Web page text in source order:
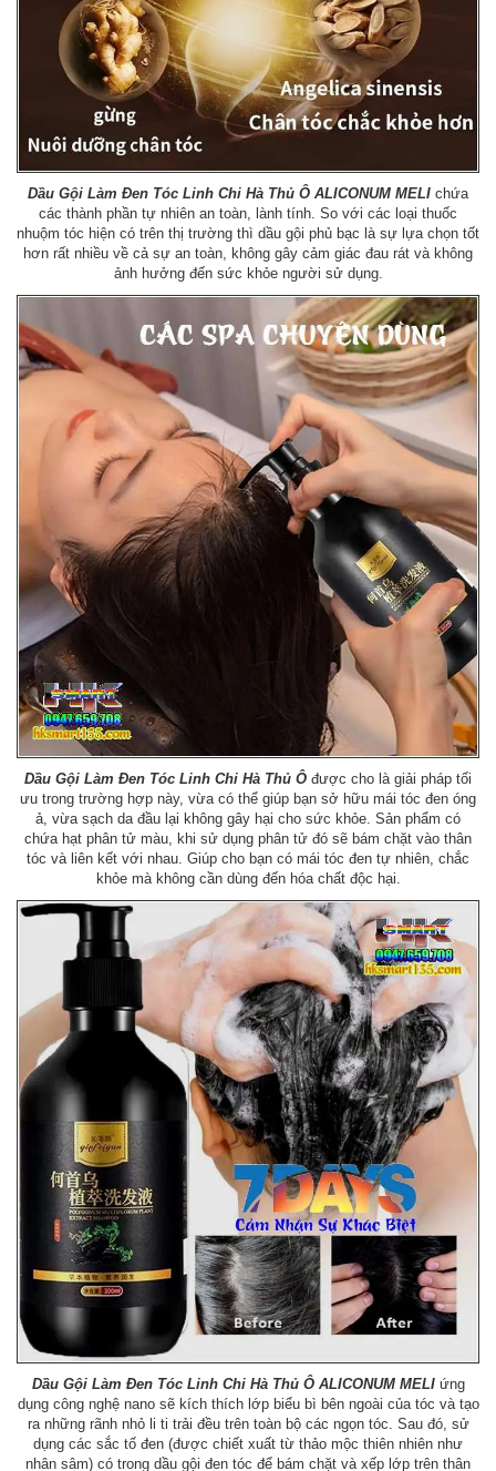
Dầu Gội Làm Đen Tóc Linh Chi Hà Thủ Ô ALICONUM MELI chứa
các thành phần tự nhiên an toàn, lành tính. So với các loại thuốc
nhuộm tóc hiện có trên thị trường thì dầu gội phủ bạc là sự lựa chọn tốt
hơn rất nhiều về cả sự an toàn, không gây cảm giác đau rát và không
ảnh hưởng đến sức khỏe người sử dụng.
Dầu Gội Làm Đen Tóc Linh Chi Hà Thủ Ô được cho là giải pháp tối
ưu trong trường hợp này, vừa có thể giúp bạn sở hữu mái tóc đen óng
ả, vừa sạch da đầu lại không gây hại cho sức khỏe. Sản phẩm có
chứa hạt phân tử màu, khi sử dụng phân tử đó sẽ bám chặt vào thân
tóc và liên kết với nhau. Giúp cho bạn có mái tóc đen tự nhiên, chắc
khỏe mà không cần dùng đến hóa chất độc hại.
Dầu Gội Làm Đen Tóc Linh Chi Hà Thủ Ô ALICONUM MELIứng
dụng công nghệ nano sẽ kích thích lớp biểu bì bên ngoài của tóc và tạo
ra những rãnh nhỏ li ti trải đều trên toàn bộ các ngọn tóc. Sau đó, sử
dụng các sắc tố đen (được chiết xuất từ thảo mộc thiên nhiên như
nhân sâm) có trong dầu gội đen tóc để bám chặt và xếp lớp trên thân